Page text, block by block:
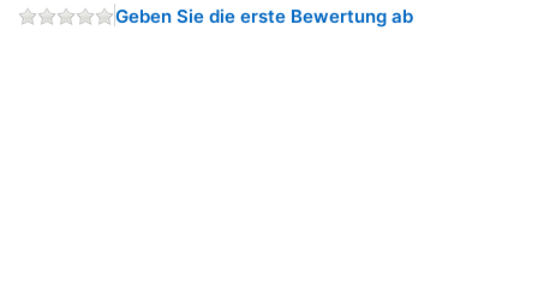
Geben Sie die erste Bewertung ab